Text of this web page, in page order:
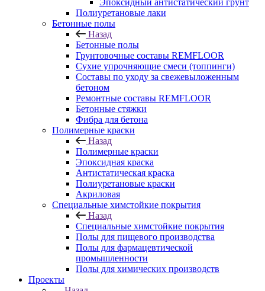
Эпоксидный антистатический грунт
Полиуретановые лаки
Бетонные полы
Назад
Бетонные полы
Грунтовочные составы REMFLOOR
Сухие упрочняющие смеси (топпинги)
Составы по уходу за свежевыложенным
бетоном
Ремонтные составы REMFLOOR
Бетонные стяжки
Фибра для бетона
Полимерные краски
Назад
Полимерные краски
Эпоксидная краска
Антистатическая краска
Полиуретановые краски
Акриловая
Специальные химстойкие покрытия
Назад
Специальные химстойкие покрытия
Полы для пищевого производства
Полы для фармацевтической
промышленности
Полы для химических производств
Проекты